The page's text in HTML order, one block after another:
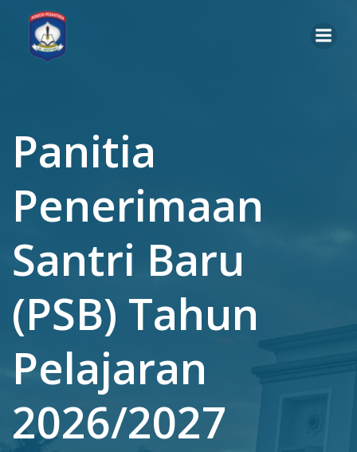
Panitia
Penerimaan
Santri Baru
(PSB) Tahun
Pelajaran
2026/2027